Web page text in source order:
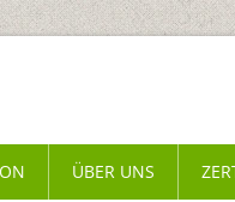
ÜBER UNS